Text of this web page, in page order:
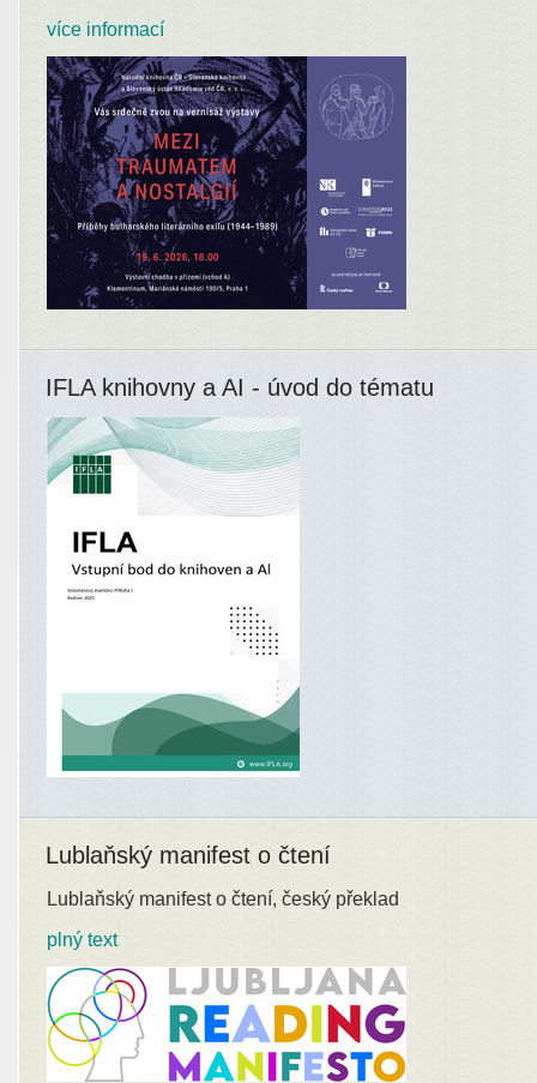
více informací
IFLA knihovny a AI - úvod do tématu
Lublaňský manifest o čtení
Lublaňský manifest o čtení, český překlad
plný text